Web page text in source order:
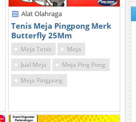
Alat Olahraga
Tenis Meja Pingpong Merk
Butterfly 25Mm
Meja Tenis
Meja
Jual Meja
Meja Ping Pong
Meja Pingpong